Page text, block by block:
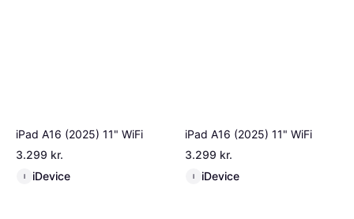
iPad A16 (2025) 11" WiFi
3.299 kr.
I iDevice
iPad A16 (2025) 11" WiFi
3.299 kr.
I iDevice